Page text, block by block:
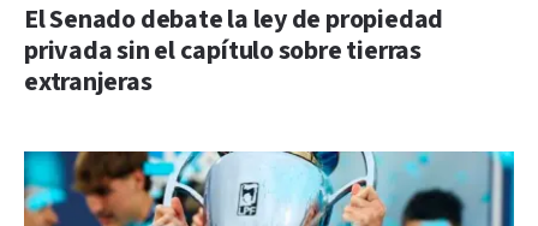
El Senado debate la ley de propiedad
privada sin el capítulo sobre tierras
extranjeras